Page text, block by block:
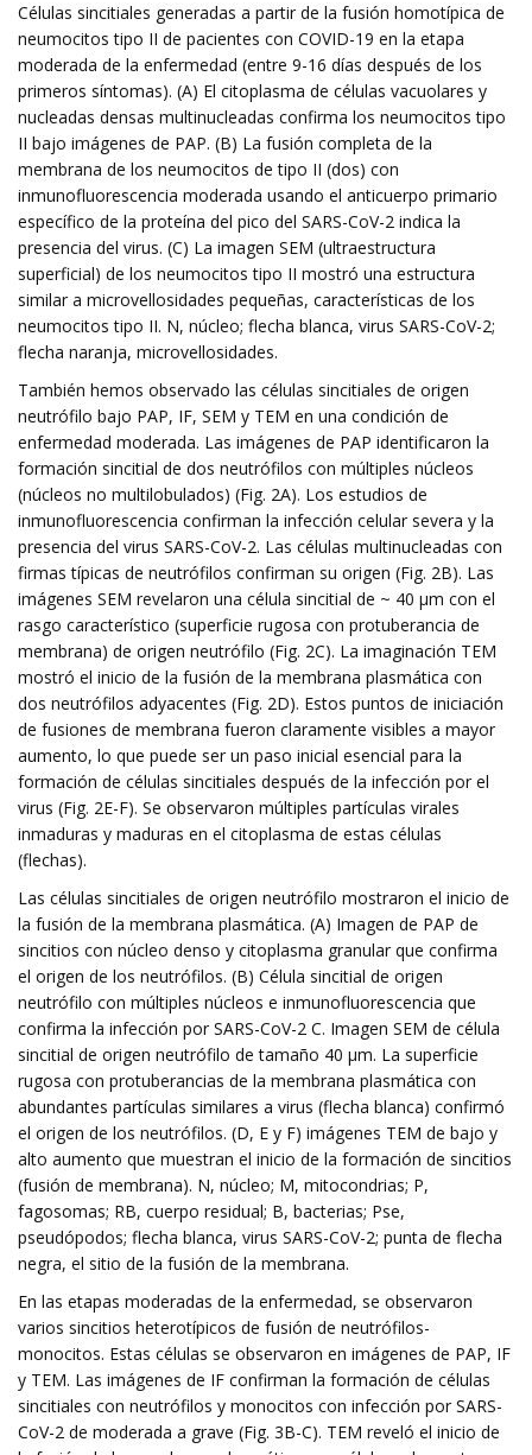
Células sincitiales generadas a partir de la fusión homotípica de
neumocitos tipo II de pacientes con COVID-19 en la etapa
moderada de la enfermedad (entre 9-16 días después de los
primeros síntomas). (A) El citoplasma de células vacuolares y
nucleadas densas multinucleadas confirma los neumocitos tipo
II bajo imágenes de PAP. (B) La fusión completa de la
membrana de los neumocitos de tipo II (dos) con
inmunofluorescencia moderada usando el anticuerpo primario
específico de la proteína del pico del SARS-CoV-2 indica la
presencia del virus. (C) La imagen SEM (ultraestructura
superficial) de los neumocitos tipo II mostró una estructura
similar a microvellosidades pequeñas, características de los
neumocitos tipo II. N, núcleo; flecha blanca, virus SARS-CoV-2;
flecha naranja, microvellosidades.
También hemos observado las células sincitiales de origen
neutrófilo bajo PAP, IF, SEM y TEM en una condición de
enfermedad moderada. Las imágenes de PAP identificaron la
formación sincitial de dos neutrófilos con múltiples núcleos
(núcleos no multilobulados) (Fig. 2A). Los estudios de
inmunofluorescencia confirman la infección celular severa y la
presencia del virus SARS-CoV-2. Las células multinucleadas con
firmas típicas de neutrófilos confirman su origen (Fig. 2B). Las
imágenes SEM revelaron una célula sincitial de ~ 40 μm con el
rasgo característico (superficie rugosa con protuberancia de
membrana) de origen neutrófilo (Fig. 2C). La imaginación TEM
mostró el inicio de la fusión de la membrana plasmática con
dos neutrófilos adyacentes (Fig. 2D). Estos puntos de iniciación
de fusiones de membrana fueron claramente visibles a mayor
aumento, lo que puede ser un paso inicial esencial para la
formación de células sincitiales después de la infección por el
virus (Fig. 2E-F). Se observaron múltiples partículas virales
inmaduras y maduras en el citoplasma de estas células
(flechas).
Las células sincitiales de origen neutrófilo mostraron el inicio de
la fusión de la membrana plasmática. (A) Imagen de PAP de
sincitios con núcleo denso y citoplasma granular que confirma
el origen de los neutrófilos. (B) Célula sincitial de origen
neutrófilo con múltiples núcleos e inmunofluorescencia que
confirma la infección por SARS-CoV-2 C. Imagen SEM de célula
sincitial de origen neutrófilo de tamaño 40 μm. La superficie
rugosa con protuberancias de la membrana plasmática con
abundantes partículas similares a virus (flecha blanca) confirmó
el origen de los neutrófilos. (D, E y F) imágenes TEM de bajo y
alto aumento que muestran el inicio de la formación de sincitios
(fusión de membrana). N, núcleo; M, mitocondrias; P,
fagosomas; RB, cuerpo residual; B, bacterias; Pse,
pseudópodos; flecha blanca, virus SARS-CoV-2; punta de flecha
negra, el sitio de la fusión de la membrana.
En las etapas moderadas de la enfermedad, se observaron
varios sincitios heterotípicos de fusión de neutrófilos-
monocitos. Estas células se observaron en imágenes de PAP, IF
y TEM. Las imágenes de IF confirman la formación de células
sincitiales con neutrófilos y monocitos con infección por SARS-
CoV-2 de moderada a grave (Fig. 3B-C). TEM reveló el inicio de